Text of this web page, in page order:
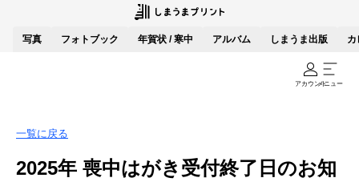
写真 フォトブック 年賀状 / 寒中 アルバム しまうま出版 カ
アカウントメニュー
一覧に戻る
2025年 喪中はがき受付終了日のお知